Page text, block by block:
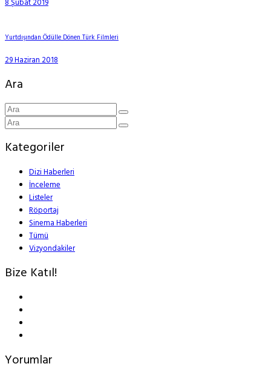
8 Şubat 2019
Yurtdışından Ödülle Dönen Türk Filmleri
29 Haziran 2018
Ara
Kategoriler
Dizi Haberleri
İnceleme
Listeler
Röportaj
Sinema Haberleri
Tümü
Vizyondakiler
Bize Katıl!
Yorumlar